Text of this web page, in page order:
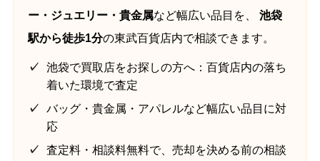
ー・ジュエリー・貴金属など幅広い品目を、 池袋
駅から徒歩1分の東武百貨店内で相談できます。
池袋で買取店をお探しの方へ：百貨店内の落ち
着いた環境で査定
バッグ・貴金属・アパレルなど幅広い品目に対
応
査定料・相談料無料で、売却を決める前の相談